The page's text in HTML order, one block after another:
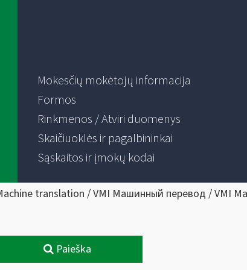
Mokesčių mokėtojų informacija
Formos
Rinkmenos / Atviri duomenys
Skaičiuoklės ir pagalbininkai
Sąskaitos ir įmokų kodai
translation / VMI Машинный перевод / VMI
Paieška